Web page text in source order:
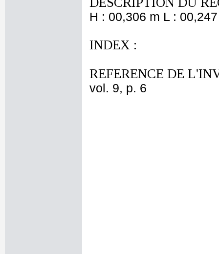
H : 00,306 m L :
INDEX :
REFERENCE DE
vol. 9, p. 6